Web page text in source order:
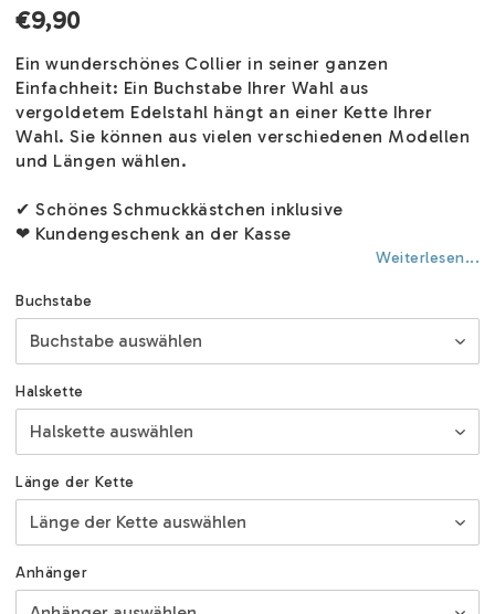
€9,90
Ein wunderschönes Collier in seiner ganzen
Einfachheit: Ein Buchstabe Ihrer Wahl aus
vergoldetem Edelstahl hängt an einer Kette Ihrer
Wahl. Sie können aus vielen verschiedenen Modellen
und Längen wählen.
✔ Schönes Schmuckkästchen inklusive
❤ Kundengeschenk an der Kasse
Weiterlesen...
Buchstabe
Halskette
Länge der Kette
Anhänger